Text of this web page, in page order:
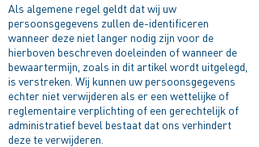
Als algemene regel geldt dat wij uw
persoonsgegevens zullen de-identificeren
wanneer deze niet langer nodig zijn voor de
hierboven beschreven doeleinden of wanneer de
bewaartermijn, zoals in dit artikel wordt uitgelegd,
is verstreken. Wij kunnen uw persoonsgegevens
echter niet verwijderen als er een wettelijke of
reglementaire verplichting of een gerechtelijk of
administratief bevel bestaat dat ons verhindert
deze te verwijderen.